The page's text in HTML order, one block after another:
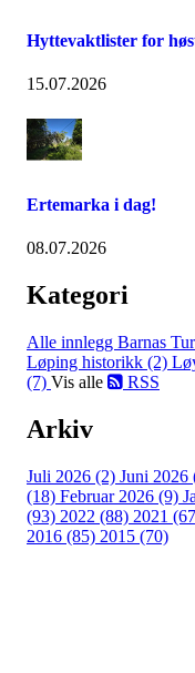
Hyttevaktlister for
15.07.2026
Ertemarka i dag!
08.07.2026
Kategori
Alle innlegg Barnas
Løping historikk (2)
(7) Vis alle RSS
Arkiv
Juli 2026 (2) Juni 2026
(18) Februar 2026 (9)
(93) 2022 (88) 2021
2016 (85) 2015 (70)